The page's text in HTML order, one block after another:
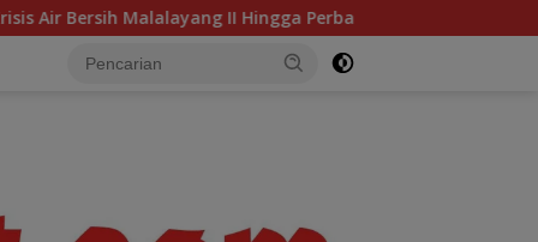
II Hingga Perbaikan Infrastruktur